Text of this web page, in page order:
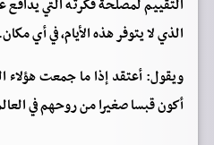
التقييم لمصلحة فكرته التي
الذي لا يتوفر هذه الأيام، في أي
ويقول: أعتقد إذا ما جمعت هؤلاء
أكون قبسا صغيرا من روحهم في